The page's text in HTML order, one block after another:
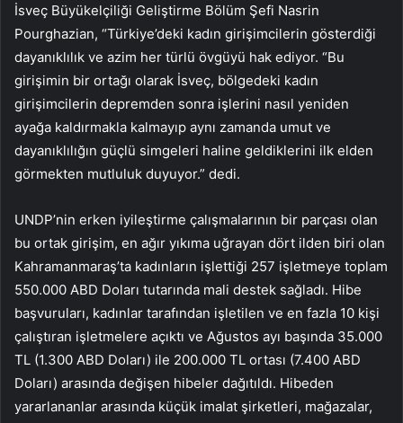
İsveç Büyükelçiliği Geliştirme Bölüm Şefi Nasrin
Pourghazian, “Türkiye’deki kadın girişimcilerin gösterdiği
dayanıklılık ve azim her türlü övgüyü hak ediyor. “Bu
girişimin bir ortağı olarak İsveç, bölgedeki kadın
girişimcilerin depremden sonra işlerini nasıl yeniden
ayağa kaldırmakla kalmayıp aynı zamanda umut ve
dayanıklılığın güçlü simgeleri haline geldiklerini ilk elden
görmekten mutluluk duyuyor.” dedi.
UNDP’nin erken iyileştirme çalışmalarının bir parçası olan
bu ortak girişim, en ağır yıkıma uğrayan dört ilden biri olan
Kahramanmaraş’ta kadınların işlettiği 257 işletmeye toplam
550.000 ABD Doları tutarında mali destek sağladı. Hibe
başvuruları, kadınlar tarafından işletilen ve en fazla 10 kişi
çalıştıran işletmelere açıktı ve Ağustos ayı başında 35.000
TL (1.300 ABD Doları) ile 200.000 TL ortası (7.400 ABD
Doları) arasında değişen hibeler dağıtıldı. Hibeden
yararlananlar arasında küçük imalat şirketleri, mağazalar,